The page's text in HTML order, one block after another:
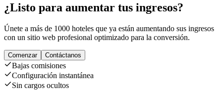
¿Listo para aumentar tus ingresos?
Únete a más de 1000 hoteles que ya están aumentando sus ingresos
con un sitio web profesional optimizado para la conversión.
Comenzar Contáctanos
Bajas comisiones
Configuración instantánea
Sin cargos ocultos